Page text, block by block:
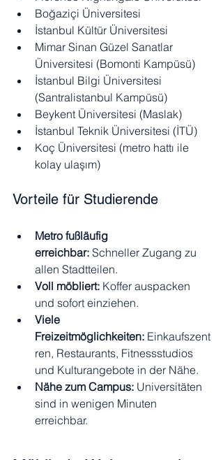
Boğaziçi Üniversitesi
İstanbul Kültür Üniversitesi
Mimar Sinan Güzel Sanatlar
Üniversitesi (Bomonti Kampüsü)
İstanbul Bilgi Üniversitesi
(Santralistanbul Kampüsü)
Beykent Üniversitesi (Maslak)
İstanbul Teknik Üniversitesi (İTÜ)
Koç Üniversitesi (metro hattı ile
kolay ulaşım)
Vorteile für Studierende
Metro fußläufig
erreichbar: Schneller Zugang zu
allen Stadtteilen.
Voll möbliert: Koffer auspacken
und sofort einziehen.
Viele
Freizeitmöglichkeiten: Einkaufszent
ren, Restaurants, Fitnessstudios
und Kulturangebote in der Nähe.
Nähe zum Campus: Universitäten
sind in wenigen Minuten
erreichbar.